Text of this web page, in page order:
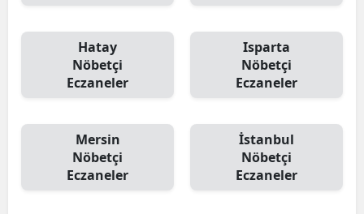
Hatay
Nöbetçi
Eczaneler
Isparta
Nöbetçi
Eczaneler
Mersin
Nöbetçi
Eczaneler
İstanbul
Nöbetçi
Eczaneler